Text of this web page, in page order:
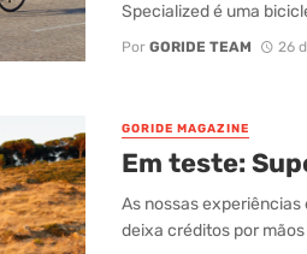
Specialized é uma
Por GORIDE TEAM 26
GORIDE MAGAZINE
Em teste:
As nossas experiências
deixa créditos por